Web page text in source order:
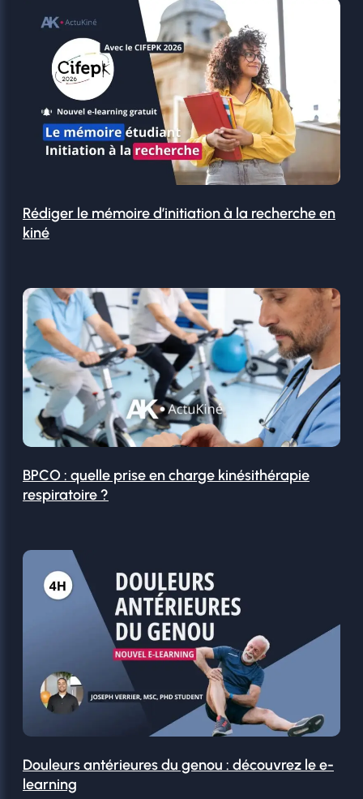
Rédiger le mémoire d’initiation à la recherche en
kiné
BPCO : quelle prise en charge kinésithérapie
respiratoire ?
Douleurs antérieures du genou : découvrez le e-
learning